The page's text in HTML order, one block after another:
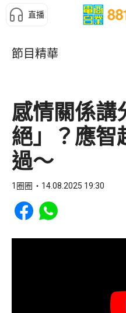
直播
節目精華
感情關係講
絕」？應智
過～
1圈圈 14.08.2025 19:30
Share to Facebook
Share to WhatsApp